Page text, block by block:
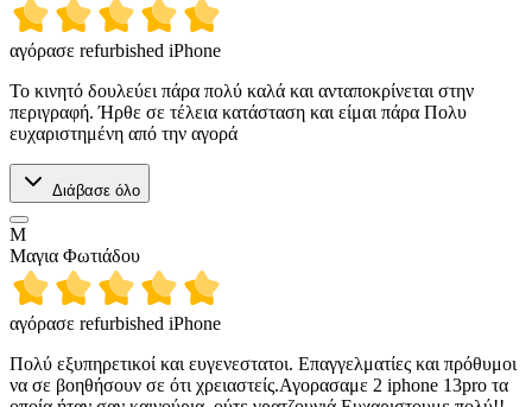
αγόρασε refurbished iPhone
Το κινητό δουλεύει πάρα πολύ καλά και ανταποκρίνεται στην
περιγραφή. Ήρθε σε τέλεια κατάσταση και είμαι πάρα Πολυ
ευχαριστημένη από την αγορά
Διάβασε όλο
Μ
Μαγια Φωτιάδου
αγόρασε refurbished iPhone
Πολύ εξυπηρετικοί και ευγενεστατοι. Επαγγελματίες και πρόθυμοι
να σε βοηθήσουν σε ότι χρειαστείς.Αγορασαμε 2 iphone 13pro τα